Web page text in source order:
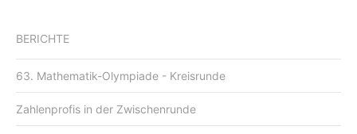
BERICHTE
63. Mathematik-Olympiade - Kreisrunde
Zahlenprofis in der Zwischenrunde